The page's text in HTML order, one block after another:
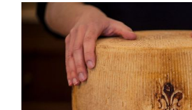
Ingrandisci
immagine